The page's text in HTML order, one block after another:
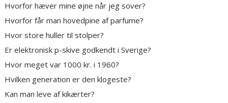
Hvorfor hæver mine øjne når jeg sover?
Hvorfor får man hovedpine af parfume?
Hvor store huller til stolper?
Er elektronisk p-skive godkendt i Sverige?
Hvor meget var 1000 kr. i 1960?
Hvilken generation er den klogeste?
Kan man leve af kikærter?